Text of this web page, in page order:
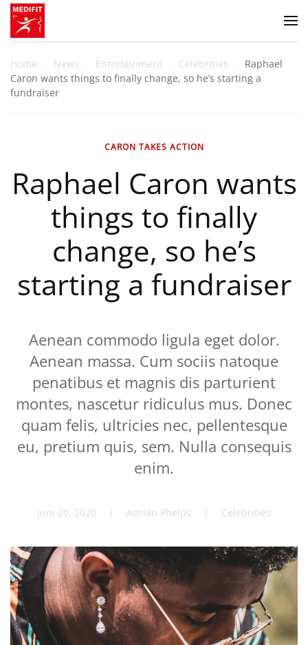
Zum Hauptinhalt springen
Home News Entertainment Celebrities
Raphael
Caron wants things to finally change, so he’s starting a
fundraiser
CARON TAKES ACTION
Raphael Caron wants
things to finally
change, so he’s
starting a fundraiser
Aenean commodo ligula eget dolor.
Aenean massa. Cum sociis natoque
penatibus et magnis dis parturient
montes, nascetur ridiculus mus. Donec
quam felis, ultricies nec, pellentesque
eu, pretium quis, sem. Nulla consequis
enim.
Juni 20, 2020 | Adrian Phelps | Celebrities